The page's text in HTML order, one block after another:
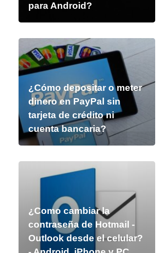
para Android?
¿Cómo depositar o meter
dinero en PayPal sin
tarjeta de crédito ni
cuenta bancaria?
¿Como cambiar la
contraseña de Hotmail -
Outlook desde el celular?